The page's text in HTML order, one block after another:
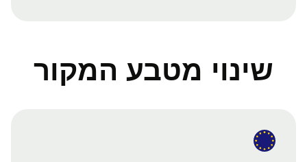
שינוי מטבע המקור